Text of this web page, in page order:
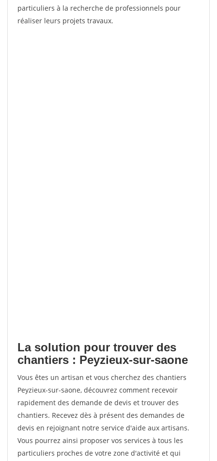
particuliers à la recherche de professionnels pour
réaliser leurs projets travaux.
La solution pour trouver des
chantiers : Peyzieux-sur-saone
Vous êtes un artisan et vous cherchez des chantiers
Peyzieux-sur-saone, découvrez comment recevoir
rapidement des demande de devis et trouver des
chantiers. Recevez dès à présent des demandes de
devis en rejoignant notre service d'aide aux artisans.
Vous pourrez ainsi proposer vos services à tous les
particuliers proches de votre zone d'activité et qui